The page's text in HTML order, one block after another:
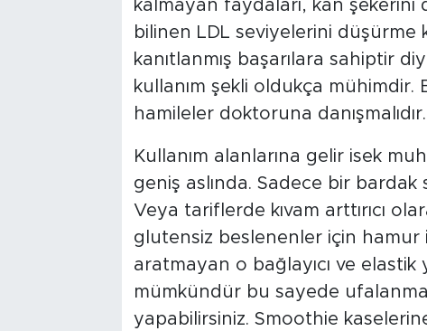
kalmayan faydaları, kan
bilinen LDL seviyelerini
kanıtlanmış başarılara sahiptir
kullanım şekli oldukça
hamileler doktoruna danışmalıdır.
Kullanım alanlarına gelir isek
geniş aslında. Sadece bir bardak
Veya tariflerde kıvam arttırıcı
glutensiz beslenenler için hamur
aratmayan o bağlayıcı ve elastik
mümkündür bu sayede
yapabilirsiniz. Smoothie